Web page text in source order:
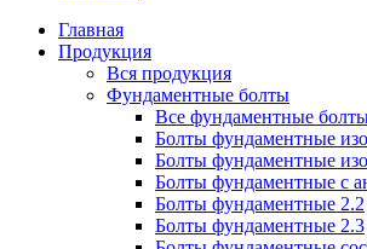
Главная
Продукция
Вся продукция
Фундаментные болты
Все фундаментные
Болты фундаментные
Болты фундаментные
Болты фундаментные с
Болты фундаментные 2.2
Болты фундаментные 2.3